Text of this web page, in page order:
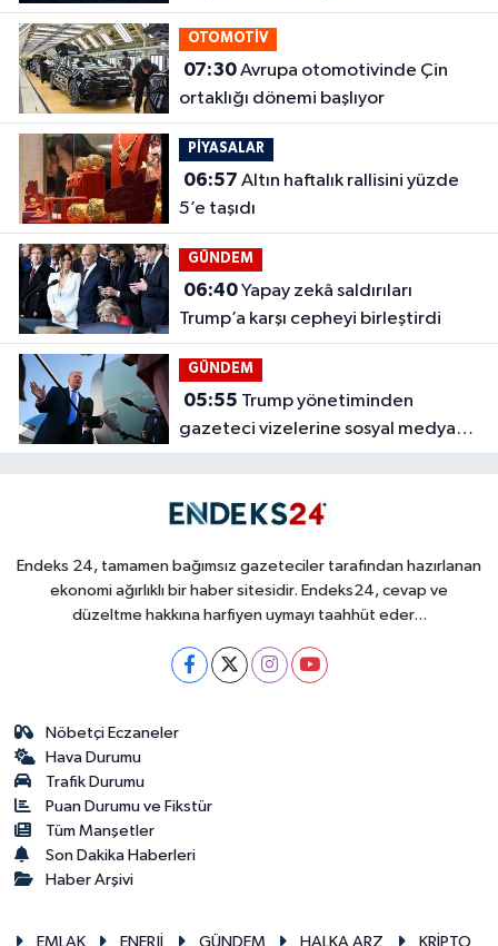
OTOMOTİV
07:30Avrupa otomotivinde Çin
ortaklığı dönemi başlıyor
PİYASALAR
06:57
5’e taşıdı
GÜNDEM
06:40Yapay zekâ saldırıları
Trump’a karşı cepheyi birleştirdi
GÜNDEM
05:55
gazeteci vizelerine sosyal medya
taraması
Endeks 24, tamamen bağımsız gazeteciler tarafından hazırlanan
ekonomi ağırlıklı bir haber sitesidir. Endeks24, cevap ve
düzeltme hakkına harfiyen uymayı taahhüt eder...
Nöbetçi Eczaneler
Hava Durumu
Trafik Durumu
Puan Durumu ve Fikstür
Tüm Manşetler
Son Dakika Haberleri
Haber Arşivi
EMLAK ENERJİ GÜNDEM HALKA ARZ KRİPTO